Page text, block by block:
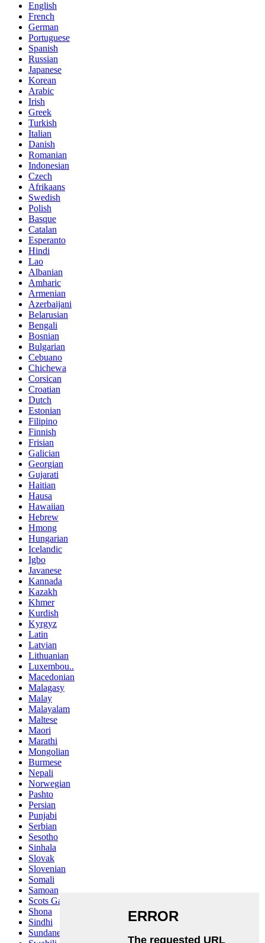
English
French
German
Portuguese
Spanish
Russian
Japanese
Korean
Arabic
Irish
Greek
Turkish
Italian
Danish
Romanian
Indonesian
Czech
Afrikaans
Swedish
Polish
Basque
Catalan
Esperanto
Hindi
Lao
Albanian
Amharic
Armenian
Azerbaijani
Belarusian
Bengali
Bosnian
Bulgarian
Cebuano
Chichewa
Corsican
Croatian
Dutch
Estonian
Filipino
Finnish
Frisian
Galician
Georgian
Gujarati
Haitian
Hausa
Hawaiian
Hebrew
Hmong
Hungarian
Icelandic
Igbo
Javanese
Kannada
Kazakh
Khmer
Kurdish
Kyrgyz
Latin
Latvian
Lithuanian
Luxembou..
Macedonian
Malagasy
Malay
Malayalam
Maltese
Maori
Marathi
Mongolian
Burmese
Nepali
Norwegian
Pashto
Persian
Punjabi
Serbian
Sesotho
Sinhala
Slovak
Slovenian
Somali
Samoan
Scots Gaelic
Shona
Sindhi
Sundanese